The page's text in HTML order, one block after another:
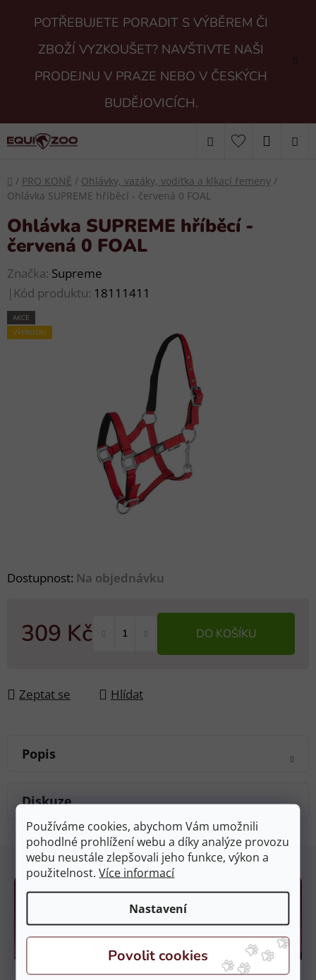
Používáme cookies, abychom Vám umožnili
pohodlné prohlížení webu a díky analýze provozu
webu neustále zlepšovali jeho funkce, výkon a
použitelnost.Více informací
Nastavení
POTŘEBUJETE PORADIT S VÝBĚREM ČI
ZBOŽÍ VYZKOUŠET? NAVŠTIVTE NAŠI
PRODEJNU V PRAZE NEBO V ČESKÝCH
BUDĚJOVICÍCH.
Hledat
KOŠÍK
Domů
/ PRO KONĚ / Ohlávky, vazáky, vodítka a klkací řemeny /
Ohlávka SUPREME hříběcí - červená 0 FOAL
Dostupnost: Na objednávku
309 Kč DO KOŠÍKU
Zeptat se Hlídat
Ohlávka SUPREME hříběcí -
červená 0 FOAL
Značka: Supreme
| Kód produktu: 18111411
AKCE
VÝPRODEJ
Popis
Diskuze
Kamenné prodejny
Prodejna Čestlice